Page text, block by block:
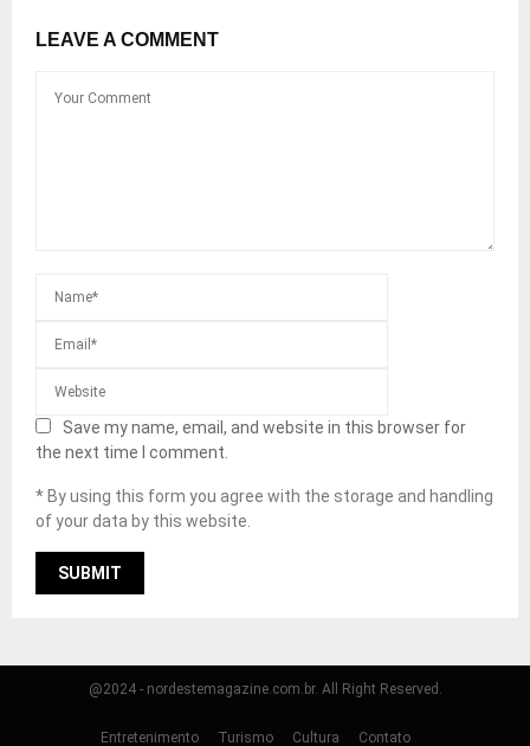
LEAVE A COMMENT
Save my name, email, and website in this browser for
the next time I comment.
* By using this form you agree with the storage and handling
of your data by this website.
@2024 - nordestemagazine.com.br. All Right Reserved.
Entretenimento Turismo Cultura Contato